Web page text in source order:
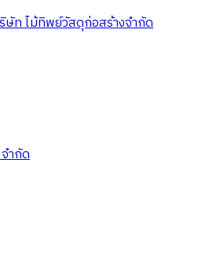
ษัท ไม้ทิพย์วัสดุก่อสร้างจํากัด